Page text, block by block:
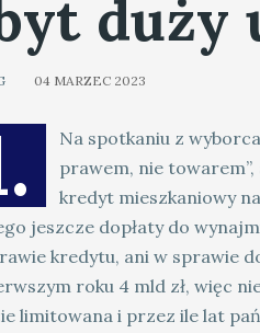
duży
04 MARZEC 2023
Na spotkaniu z
prawem, nie
kredyt mieszkaniowy
jeszcze dopłaty do
kredytu, ani w sprawie
roku 4 mld zł, więc
limitowana i przez ile lat